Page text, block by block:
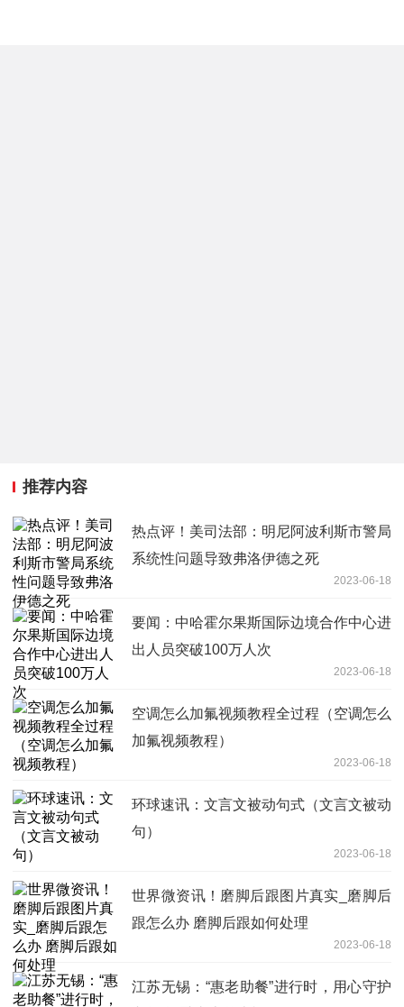
推荐内容
热点评！美司法部：明尼阿波利斯市警局
系统性问题导致弗洛伊德之死
2023-06-18
要闻：中哈霍尔果斯国际边境合作中心进
出人员突破100万人次
2023-06-18
空调怎么加氟视频教程全过程（空调怎么
加氟视频教程）
2023-06-18
环球速讯：文言文被动句式（文言文被动
句）
2023-06-18
世界微资讯！磨脚后跟图片真实_磨脚后
跟怎么办 磨脚后跟如何处理
2023-06-18
江苏无锡：“惠老助餐”进行时，用心守护